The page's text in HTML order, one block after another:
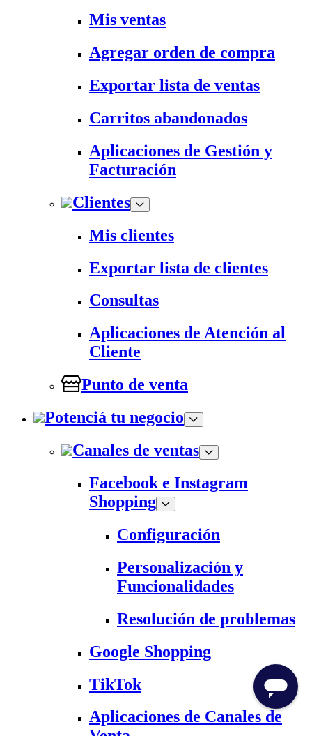
Mis ventas
Agregar orden de compra
Exportar lista de ventas
Carritos abandonados
Aplicaciones de Gestión y
Facturación
Clientes
Mis clientes
Exportar lista de clientes
Consultas
Aplicaciones de Atención al
Cliente
Punto de venta
Potenciá tu negocio
Canales de ventas
Facebook e Instagram
Shopping
Configuración
Personalización y
Funcionalidades
Resolución de problemas
Google Shopping
TikTok
Aplicaciones de Canales de